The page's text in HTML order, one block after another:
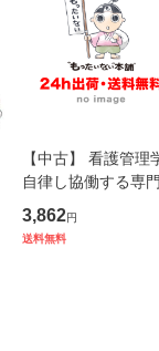
【中古】 看護管理
自律し協働する専門
の看護マネジメント
キル 改訂第3版 (看護
3,862円
送料無料